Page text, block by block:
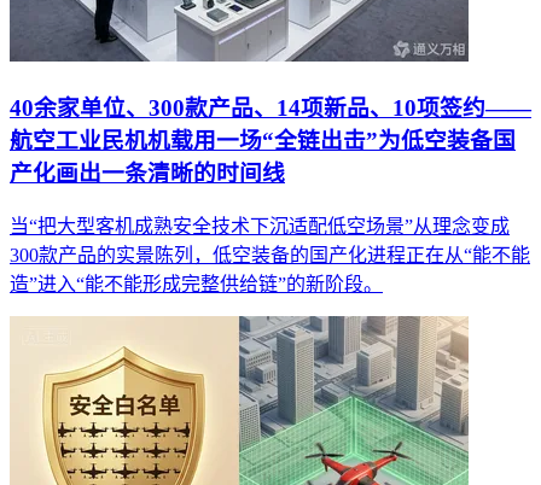
40余家单位、300款产品、14项新品、10项签约——
航空工业民机机载用一场“全链出击”为低空装备国
产化画出一条清晰的时间线
当“把大型客机成熟安全技术下沉适配低空场景”从理念变成
300款产品的实景陈列，低空装备的国产化进程正在从“能不能
造”进入“能不能形成完整供给链”的新阶段。